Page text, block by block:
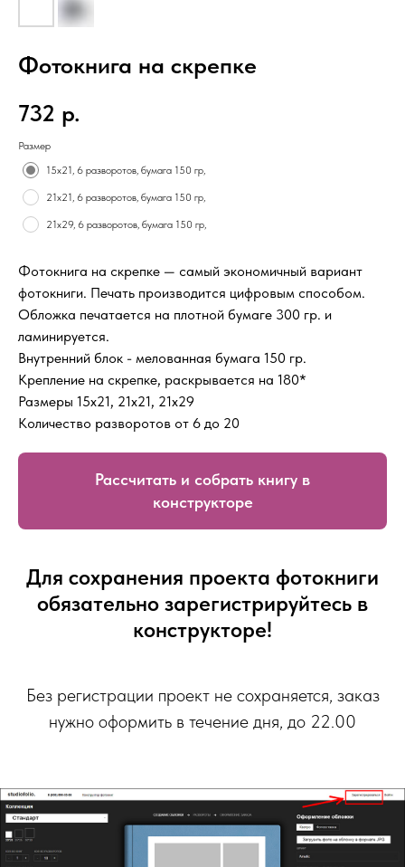
Фотокнига на скрепке
732 р.
Размер
15х21, 6 разворотов, бумага 150 гр,
21х21, 6 разворотов, бумага 150 гр,
21х29, 6 разворотов, бумага 150 гр,
Фотокнига на скрепке — самый экономичный вариант
фотокниги. Печать производится цифровым способом.
Обложка печатается на плотной бумаге 300 гр. и
ламинируется.
Внутренний блок - мелованная бумага 150 гр.
Крепление на скрепке, раскрывается на 180*
Размеры 15х21, 21х21, 21х29
Количество разворотов от 6 до 20
Рассчитать и собрать книгу в
конструкторе
Для сохранения проекта фотокниги
обязательно зарегистрируйтесь в
конструкторе!
Без регистрации проект не сохраняется, заказ
нужно оформить в течение дня, до 22.00